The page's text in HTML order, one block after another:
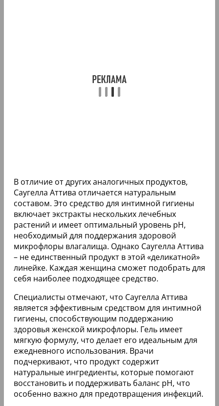
В отличие от других аналогичных продуктов,
Саугелла Аттива отличается натуральным
составом. Это средство для интимной гигиены
включает экстракты нескольких лечебных
растений и имеет оптимальный уровень pH,
необходимый для поддержания здоровой
микрофлоры влагалища. Однако Саугелла Аттива
– не единственный продукт в этой «деликатной»
линейке. Каждая женщина сможет подобрать для
себя наиболее подходящее средство.
Специалисты отмечают, что Саугелла Аттива
является эффективным средством для интимной
гигиены, способствующим поддержанию
здоровья женской микрофлоры. Гель имеет
мягкую формулу, что делает его идеальным для
ежедневного использования. Врачи
подчеркивают, что продукт содержит
натуральные ингредиенты, которые помогают
восстановить и поддерживать баланс pH, что
особенно важно для предотвращения инфекций.